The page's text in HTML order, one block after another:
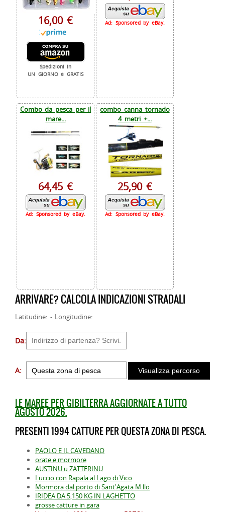
16,00 €
Spedizioni in
UN GIORNO e GRATIS
Ad: Sponsored by eBay.
Combo da pesca per il
mare...
64,45 €
Ad: Sponsored by eBay.
combo canna tornado
4 metri +...
25,90 €
Ad: Sponsored by eBay.
ARRIVARE? CALCOLA INDICAZIONI STRADALI
Latitudine: - Longitudine:
Da:
A:
LE MAREE PER GIBILTERRA AGGIORNATE A TUTTO
AGOSTO 2026.
PRESENTI 1994 CATTURE PER QUESTA ZONA DI PESCA.
PAOLO E IL CAVEDANO
orate e mormore
AUSTINU u ZATTERINU
Luccio con Rapala al Lago di Vico
Mormora dal porto di Sant'Agata M.llo
IRIDEA DA 5,150 KG IN LAGHETTO
grosse catture in gara